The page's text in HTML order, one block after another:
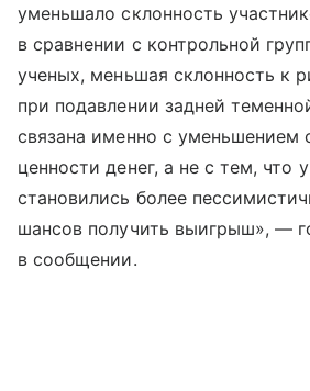
уменьшало склонность
в сравнении с контрольной
ученых, меньшая склонность к
при подавлении задней
связана именно с уменьшением
ценности денег, а не с тем, что
становились более
шансов получить выигрыш», —
в сообщении.